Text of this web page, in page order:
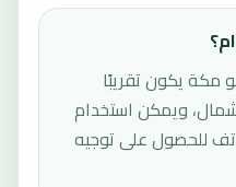
مكة يكون تقريبًا
جهة الشمال، ويمكن استخدام
للحصول على توجيه